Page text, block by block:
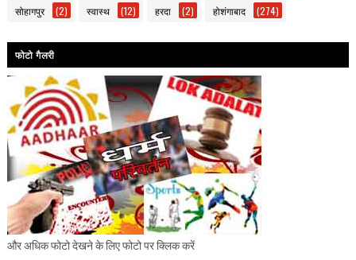
सोहागपुर (2) स्वास्थ (12) हरदा (2) होशंगाबाद (274)
फोटो गैलरी
और अधिक फोटो देखने के लिए फोटो पर क्लिक करें